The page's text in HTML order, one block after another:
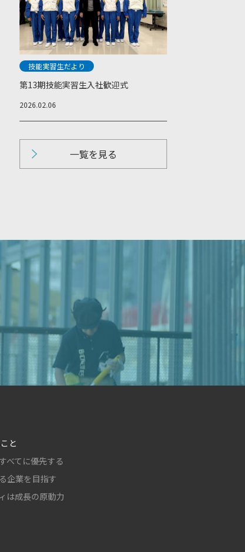
技能実習生だより
第13期技能実習生入社歓迎式
2026.02.06
一覧を見る
と
べてに優先する
企業を目指す
は成長の原動力